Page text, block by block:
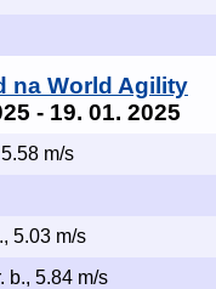
na World Agility
- 19. 01. 2025
m/s
5.03 m/s
b., 5.84 m/s